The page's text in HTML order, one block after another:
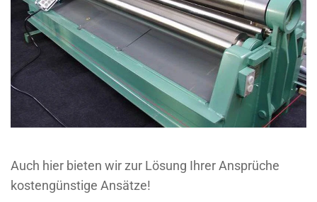
Auch hier bieten wir zur Lösung Ihrer Ansprüche
kostengünstige Ansätze!